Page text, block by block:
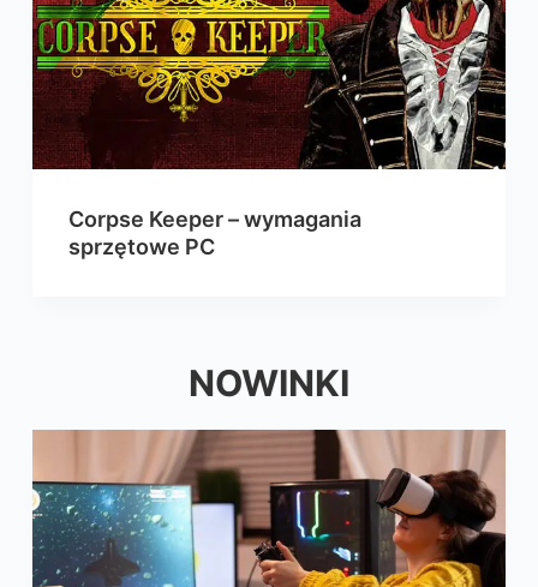
Corpse Keeper – wymagania
sprzętowe PC
NOWINKI